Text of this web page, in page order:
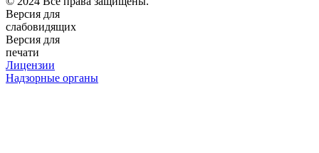
Версия для
слабовидящих
Версия для
печати
Лицензии
Надзорные органы